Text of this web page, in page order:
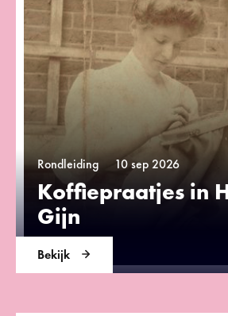
Koffiepraatjes in
Gijn
Rondleiding 10 sep 2026
Bekijk